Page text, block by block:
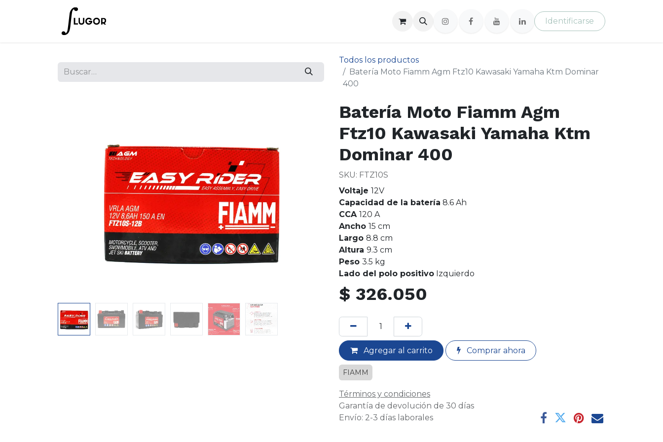
Identificarse
Todos los productos
Batería Moto Fiamm Agm Ftz10 Kawasaki Yamaha Ktm Dominar
400
Batería Moto Fiamm Agm
Ftz10 Kawasaki Yamaha Ktm
Dominar 400
SKU: FTZ10S
Voltaje 12V
Capacidad de la batería 8.6 Ah
CCA 120 A
Ancho 15 cm
Largo 8.8 cm
Altura 9.3 cm
Peso 3.5 kg
Lado del polo positivo Izquierdo
$ 326.050
Agregar al carrito Comprar ahora
FIAMM
Términos y condiciones
Garantía de devolución de 30 días
Envío: 2-3 días laborales